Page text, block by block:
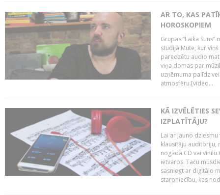
AR TO, KAS
HOROSKOPIEM
Grupas “Laika
studijā Mute, kur
paredzētu audio
viņa domas par
uzņēmuma palīdz
atmosfēru.[video...
KĀ IZVĒLĒTIES
IZPLATĪTĀJU?
Lai ar jauno
klausītāju auditoriju,
nogādā CD vai
ietvaros. Taču
sasniegt ar digitālo
starpniecību, kas